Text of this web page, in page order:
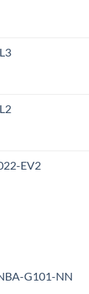
EV2
G101-NN